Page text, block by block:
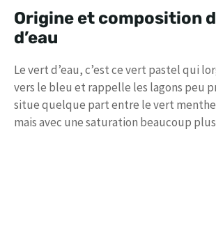
Origine et composition
d’eau
Le vert d’eau, c’est ce vert pastel qui
vers le bleu et rappelle les lagons peu
situe quelque part entre le vert
mais avec une saturation beaucoup